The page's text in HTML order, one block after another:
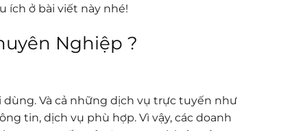
ở bài viết này nhé!
Nghiệp ?
Và cả những dịch vụ trực tuyến như
tin, dịch vụ phù hợp. Vì vậy, các doanh